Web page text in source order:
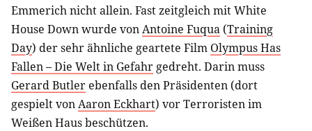
Emmerich nicht allein. Fast zeitgleich mit White
House Down wurde vonAntoine Fuqua (Training
Day) der sehr ähnliche geartete Film Olympus Has
Fallen – Die Welt in Gefahr gedreht. Darin muss
Gerard Butler ebenfalls den Präsidenten (dort
gespielt vonAaron Eckhart) vor Terroristen im
Weißen Haus beschützen.